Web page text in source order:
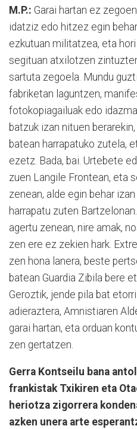
M.P.: Garai hartan ez
idatziz edo hitzez egin
ezkutuan militatzea, eta
segituan atxilotzen
sartuta zegoela. Mundu
fabriketan laguntzen,
fotokopiagailuak edo
batzuk izan nituen
batean harrapatuko zutela,
ezetz. Bada, bai. Urtebete
zuen Langile Frontean, eta
zenean, alde egin behar
harrapatu zuten
agertu zenean, nire amak,
zen ere ez zekien hark.
zen hona lanera, beste
batean Guardia Zibila bere
Geroztik, jende pila bat
adieraztera, Amnistiaren
garai hartan, eta orduan
zen gertatzen.
Gerra Kontseilu bana
frankistak Txikiren eta
heriotza zigorrera
azken unera arte